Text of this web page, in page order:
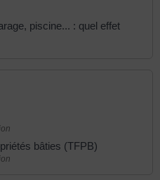
piscine... : quel effet
bâties (TFPB)